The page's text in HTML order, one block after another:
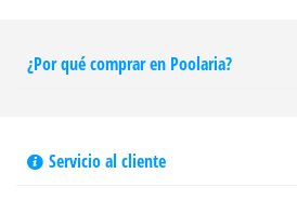
¿Por qué comprar en Poolaria?
Servicio al cliente